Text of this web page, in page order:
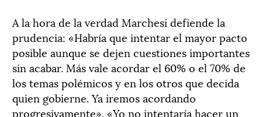
A la hora de la verdad Marchesi defiende la
prudencia: «Habría que intentar el mayor pacto
posible aunque se dejen cuestiones importantes
sin acabar. Más vale acordar el 60% o el 70% de
los temas polémicos y en los otros que decida
quien gobierne. Ya iremos acordando
progresivamente». «Yo no intentaría hacer un